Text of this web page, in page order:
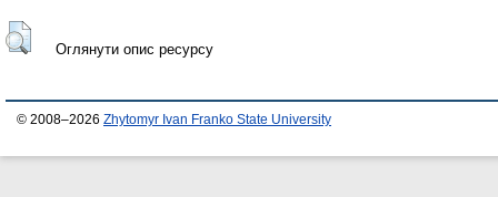
Оглянути опис ресурсу
© 2008–2026 Zhytomyr Ivan Franko State University